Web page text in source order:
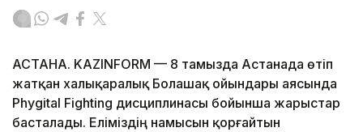
АСТАНА. KAZINFORM — 8 тамызда Астанада өтіп
жатқан халықаралық Болашақ ойындары аясында
Phygital Fighting дисциплинасы бойынша жарыстар
басталады. Еліміздің намысын қорғайтын